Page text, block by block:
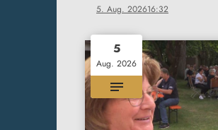
5. Aug. 202616:32
5
Aug. 2026